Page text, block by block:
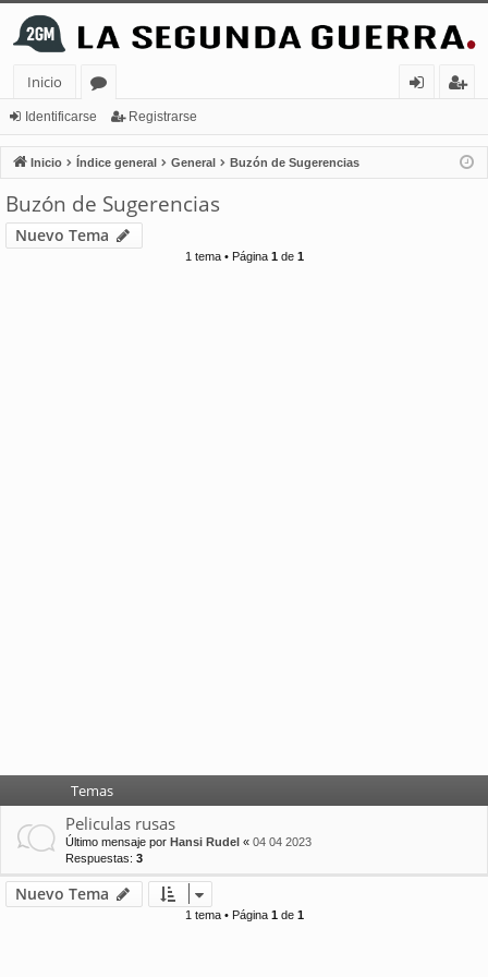
Inicio
or
os
nt
ifi
ist
ra
Identificarse Registrarse
Inicio Índice general General Buzón de Sugerencias
Buzón de Sugerencias
Nuevo Tema
1 tema • Página 1de 1
Temas
Peliculas rusas
Último mensaje por Hansi Rudel « 04 04 2023
Respuestas: 3
Nuevo Tema
1 tema • Página 1de 1